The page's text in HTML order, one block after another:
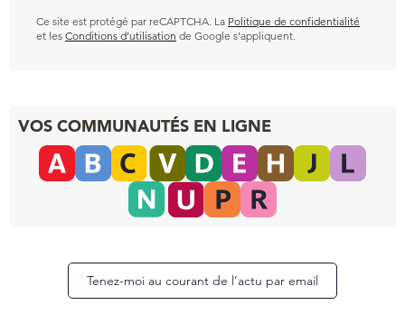
Ce site est protégé par reCAPTCHA. La Politique de confidentialité
et les Conditions d’utilisation de Google s’appliquent.
VOS COMMUNAUTÉS EN LIGNE
Tenez-moi au courant de l’actu par email